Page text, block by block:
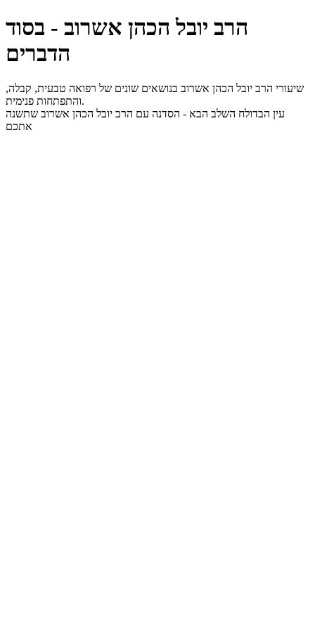
הרב יובל הכהן אשרוב - בסוד
הדברים
שיעורי הרב יובל הכהן אשרוב בנושאים שונים של רפואה טבעית, קבלה,
והתפתחות פנימית.
עין הבדולח השלב הבא - הסדנה עם הרב יובל הכהן אשרוב שתשנה
אתכם